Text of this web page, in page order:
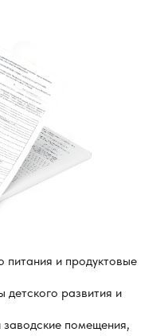
питания и продуктовые
развития и
помещения,